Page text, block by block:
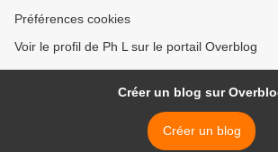
Préférences cookies
Voir le profil de Ph L sur le portail Overblog
Créer un blog sur
Créer un blog